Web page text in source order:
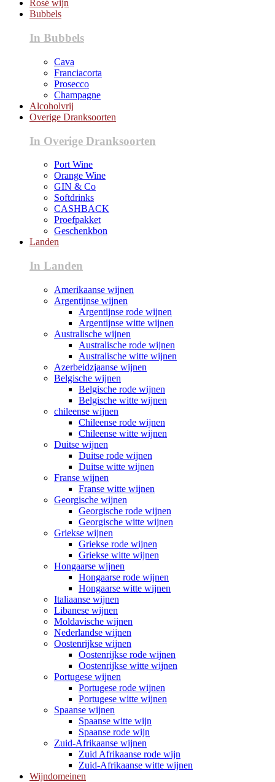
Rosé wijn
Bubbels
In Bubbels
Cava
Franciacorta
Prosecco
Champagne
Alcoholvrij
Overige Dranksoorten
In Overige Dranksoorten
Port Wine
Orange Wine
GIN & Co
Softdrinks
CASHBACK
Proefpakket
Geschenkbon
Landen
In Landen
Amerikaanse wijnen
Argentijnse wijnen
Argentijnse rode wijnen
Argentijnse witte wijnen
Australische wijnen
Australische rode wijnen
Australische witte wijnen
Azerbeidzjaanse wijnen
Belgische wijnen
Belgische rode wijnen
Belgische witte wijnen
chileense wijnen
Chileense rode wijnen
Chileense witte wijnen
Duitse wijnen
Duitse rode wijnen
Duitse witte wijnen
Franse wijnen
Franse witte wijnen
Georgische wijnen
Georgische rode wijnen
Georgische witte wijnen
Griekse wijnen
Griekse rode wijnen
Griekse witte wijnen
Hongaarse wijnen
Hongaarse rode wijnen
Hongaarse witte wijnen
Italiaanse wijnen
Libanese wijnen
Moldavische wijnen
Nederlandse wijnen
Oostenrijkse wijnen
Oostenrijkse rode wijnen
Oostenrijkse witte wijnen
Portugese wijnen
Portugese rode wijnen
Portugese witte wijnen
Spaanse wijnen
Spaanse witte wijn
Spaanse rode wijn
Zuid-Afrikaanse wijnen
Zuid Afrikaanse rode wijn
Zuid-Afrikaanse witte wijnen
Wijndomeinen